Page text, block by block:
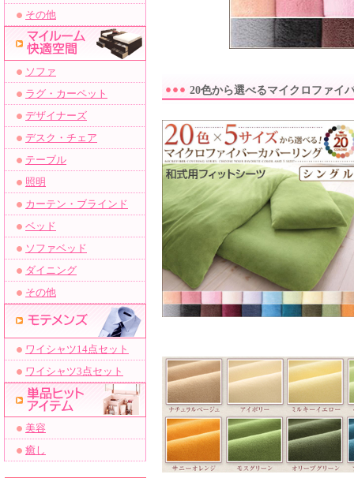
20色から選べるマイクロファイ
その他
ソファ
ラグ・カーペット
デザイナーズ
デスク・チェア
テーブル
照明
カーテン・ブラインド
ベッド
ソファベッド
ダイニング
その他
ワイシャツ14点セット
ワイシャツ3点セット
美容
癒し